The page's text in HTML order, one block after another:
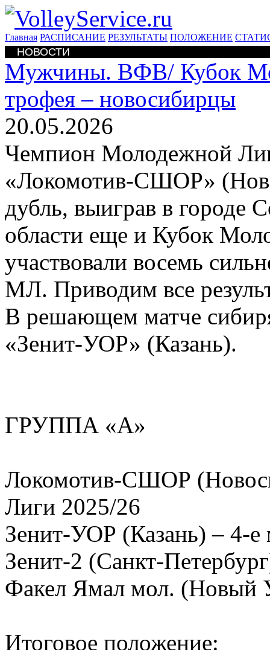
Главная РАСПИСАНИЕ РЕЗУЛЬТАТЫ ПОЛОЖЕНИЕ
НОВОСТИ
Мужчины. ВФВ/ Кубок
трофея – новосибирцы
20.05.2026
Чемпион Молодежной
«Локомотив-СШОР»
дубль, выиграв в городе
области еще и Кубок
участвовали восемь
МЛ. Приводим все
В решающем матче
«Зенит-УОР» (Казань).
ГРУППА «А»
Локомотив-СШОР
Лиги 2025/26
Зенит-УОР (Казань) – 4-
Зенит-2 (Санкт-
Факел Ямал мол. (Новый
Итоговое положение: